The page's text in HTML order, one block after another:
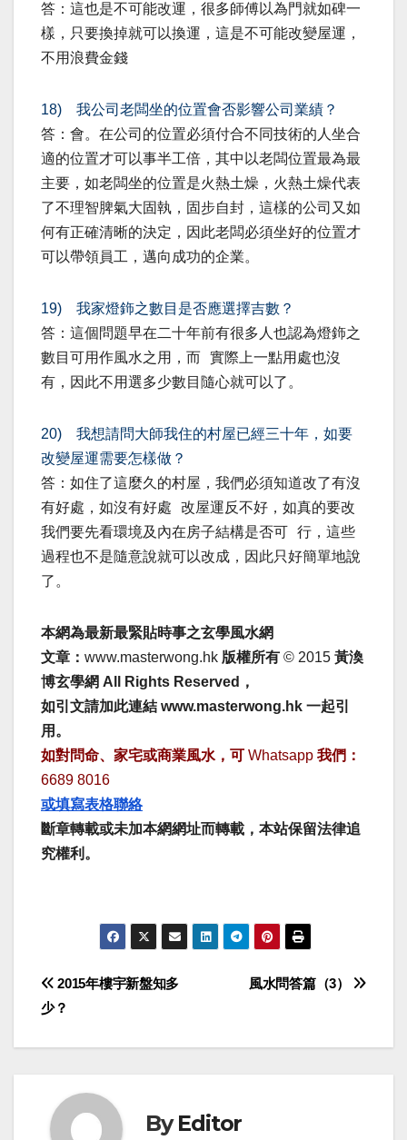
答：這也是不可能改運，很多師傅以為門就如碑一
樣，只要換掉就可以換運，這是不可能改變屋運，
不用浪費金錢
18) 我公司老闆坐的位置會否影響公司業績？
答：會。在公司的位置必須付合不同技術的人坐合
適的位置才可以事半工倍，其中以老闆位置最為最
主要，如老闆坐的位置是火熱土燥，火熱土燥代表
了不理智脾氣大固執，固步自封，這樣的公司又如
何有正確清晰的決定，因此老闆必須坐好的位置才
可以帶領員工，邁向成功的企業。
19) 我家燈鉓之數目是否應選擇吉數？
答：這個問題早在二十年前有很多人也認為燈鉓之
數目可用作風水之用，而 實際上一點用處也沒
有，因此不用選多少數目隨心就可以了。
20) 我想請問大師我住的村屋已經三十年，如要
改變屋運需要怎樣做？
答：如住了這麼久的村屋，我們必須知道改了有沒
有好處，如沒有好處 改屋運反不好，如真的要改
我們要先看環境及內在房子結構是否可 行，這些
過程也不是隨意說就可以改成，因此只好簡單地說
了。
本網為最新最緊貼時事之玄學風水網
文章： www.masterwong.hk 版權所有 © 2015 黃渙
博玄學網 All Rights Reserved，
如引文請加此連結 www.masterwong.hk 一起引
用。
如對問命、家宅或商業風水，可 Whatsapp 我們：
6689 8016
或填寫表格聯絡
斷章轉載或未加本網網址而轉載，本站保留法律追
究權利。
Post
navigation
風水問答篇（3）
2015年樓宇新盤知多
少？
ByEditor